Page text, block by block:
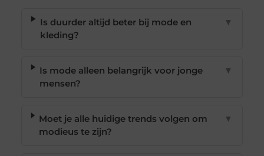
Is duurder altijd beter bij mode en
kleding?
▼
Is mode alleen belangrijk voor jonge
mensen?
▼
Moet je alle huidige trends volgen om
modieus te zijn?
▼